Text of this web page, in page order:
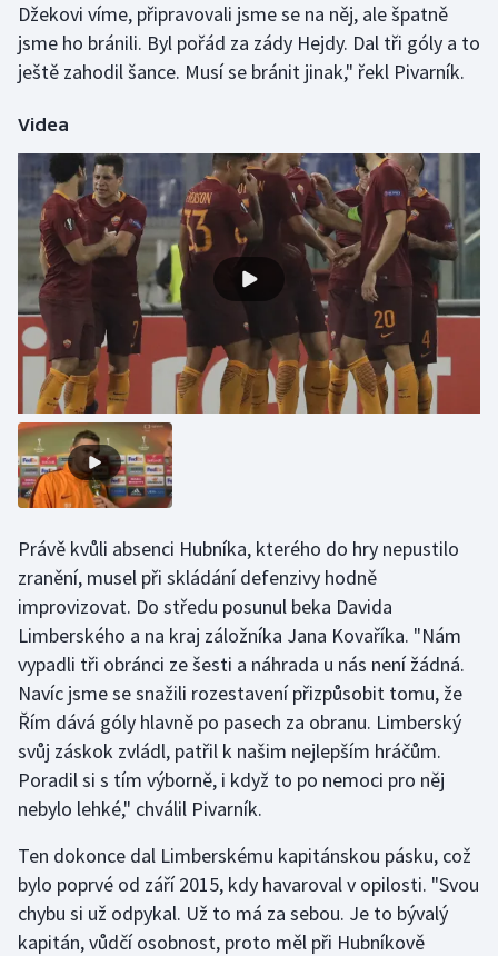
Moderní pětiboj
Parasport
Plavání
Plážový volejbal
Ragby
Rychlobruslení
Rychlostní kanoistika
Short track
Sportovní střelba
Stolní tenis
Triatlon
Veslování
Vodní slalom
Ostatní
Džekovi víme, připravovali jsme se na něj, ale špatně
jsme ho bránili. Byl pořád za zády Hejdy. Dal tři góly a to
ještě zahodil šance. Musí se bránit jinak," řekl Pivarník.
Videa
Právě kvůli absenci Hubníka, kterého do hry nepustilo
zranění, musel při skládání defenzivy hodně
improvizovat. Do středu posunul beka Davida
Limberského a na kraj záložníka Jana Kovaříka. "Nám
vypadli tři obránci ze šesti a náhrada u nás není žádná.
Navíc jsme se snažili rozestavení přizpůsobit tomu, že
Řím dává góly hlavně po pasech za obranu. Limberský
svůj záskok zvládl, patřil k našim nejlepším hráčům.
Poradil si s tím výborně, i když to po nemoci pro něj
nebylo lehké," chválil Pivarník.
Ten dokonce dal Limberskému kapitánskou pásku, což
bylo poprvé od září 2015, kdy havaroval v opilosti. "Svou
chybu si už odpykal. Už to má za sebou. Je to bývalý
kapitán, vůdčí osobnost, proto měl při Hubníkově